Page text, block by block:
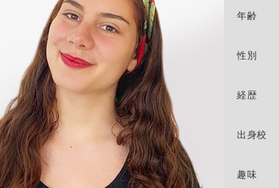
年齢
性別
経歴
出身校
趣味